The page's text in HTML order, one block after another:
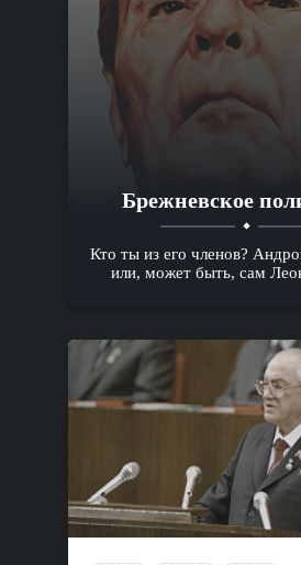
Брежневское
Кто ты из его членов?
или, может быть, сам